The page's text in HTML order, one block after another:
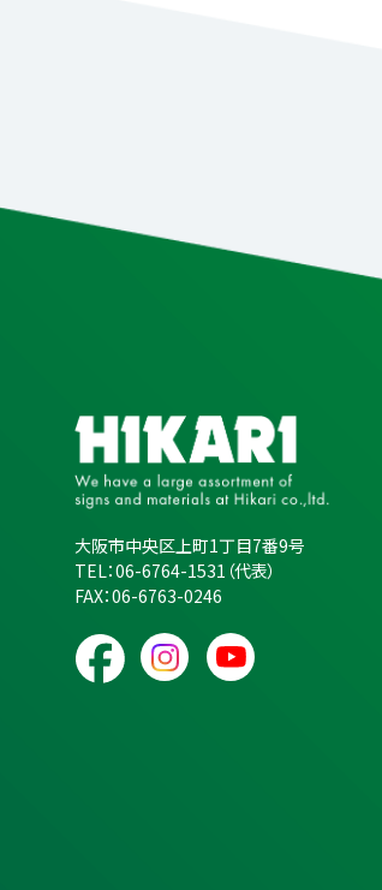
大阪市中央区上町1丁目7番9号
TEL：06-6764-1531（代表）
FAX：06-6763-0246